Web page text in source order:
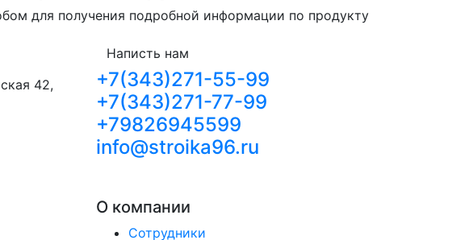
для получения подробной информации по продукту
42,
Написть нам
+7(343)271-55-99
+7(343)271-77-99
+79826945599
info@stroika96.ru
О компании
Сотрудники